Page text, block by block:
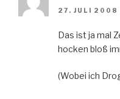
27. JULI 2008
Das ist ja mal
hocken bloß
(Wobei ich